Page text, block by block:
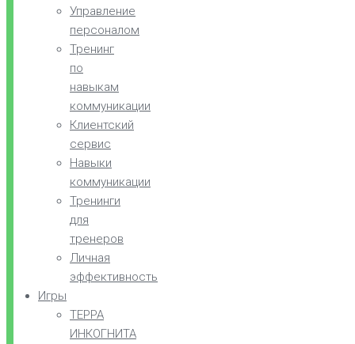
Управление
персоналом
Тренинг
по
навыкам
коммуникации
Клиентский
сервис
Навыки
коммуникации
Тренинги
для
тренеров
Личная
эффективность
Игры
ТЕРРА
ИНКОГНИТА